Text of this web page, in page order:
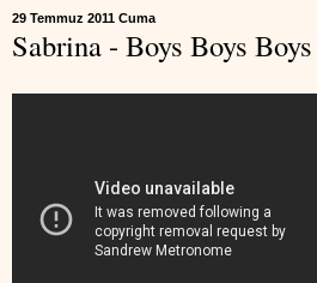
29 Temmuz 2011 Cuma
Sabrina - Boys Boys